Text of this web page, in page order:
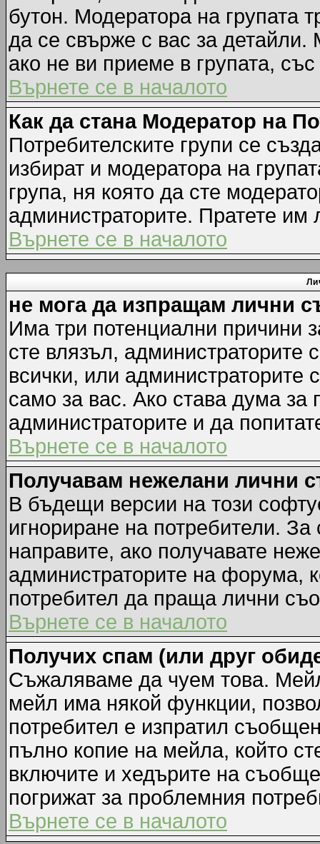
бутон. Модератора на групата
да се свърже с вас за
ако не ви приеме в групата,
Върнете се в началото
Как да стана Модератор на
Потребителските групи се
избират и модератора на
група, ня която да сте
администраторите. Пратете
Върнете се в началото
не мога да изпращам лични
Има три потенциални причини
сте влязъл, администраторите
всички, или
само за вас. Ако става дума за
администраторите и да
Върнете се в началото
Получавам нежелани лични
В бъдещи версии на този
игнориране на потребители.
направите, ако получавате
администраторите на форума,
потребител да праща лични
Върнете се в началото
Получих спам (или друг
Съжаляваме да чуем това.
мейл има някой функции,
потребител е изпратил
пълно копие на мейла, който
включите и хедърите на
погрижат за проблемния
Върнете се в началото